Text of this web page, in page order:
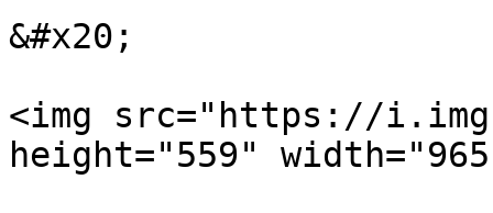
&#x20;
<img src="https://
height="559"